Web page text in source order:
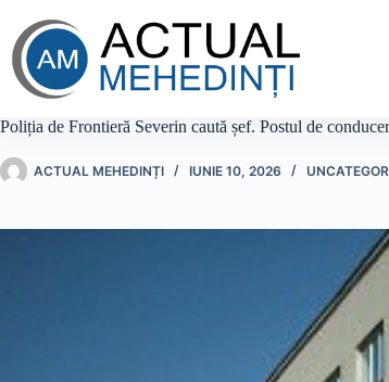
conținut
Poliția de Frontieră Severin caută șef. Postul de
ACTUAL MEHEDINȚI IUNIE 10, 2026